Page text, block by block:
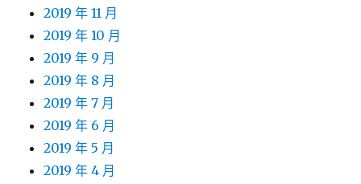
2019 年 11 月
2019 年 10 月
2019 年 9 月
2019 年 8 月
2019 年 7 月
2019 年 6 月
2019 年 5 月
2019 年 4 月